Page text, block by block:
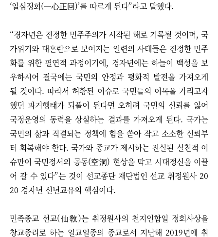
‘일심정회(一心正回)’를 따르게 된다”라고 말했다.
“경자년은 진정한 민주주의가 시작된 해로 기록될 것이며, 국
가위기와 대혼란으로 보여지는 일련의 사태들은 진정한 민주
화를 위한 필연적 과정이기에, 경자년에는 하늘이 백성을 보
우하시어 결국에는 국민의 안정과 평화적 발전을 가져오게
될 것이다. 따라서 허황된 이슈로 국민들의 이목을 가리고자
했던 과거행태가 되풀이 된다면 오히려 국민의 신뢰를 잃어
국정운영의 동력을 상실하는 결과를 가져오게 된다. 국가는
국민의 삶과 직결되는 정책에 힘을 쏟아 작고 소소한 신뢰부
터 회복해야 한다. 국가와 종교가 제시하는 진실된 실천적 이
슈만이 국민정서의 공동(空洞) 현상을 막고 시대정신을 이끌
어 갈 수 있다”는 것이 선교종단 재단법인 선교 취정원사 20
20 경자년 신년교유의 핵심이다.
민족종교 선교(仙敎)는 취정원사의 천지인합일 정회사상을
창교종리로 하는 일교일종의 종교로서 지난해 2019년에 취